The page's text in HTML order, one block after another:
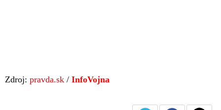
Zdroj: pravda.sk / InfoVojna